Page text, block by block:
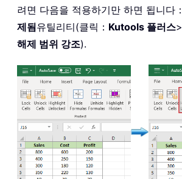
려면 다음을 적용하기만 하면 됩니다：
제됨유틸리티(클릭： Kutools 플러스>
해제 범위 강조).